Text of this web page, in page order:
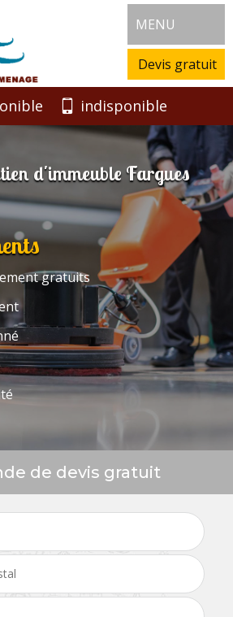
MENU
Devis gratuit
indisponible
d'immeuble Fargues
gratuits
de devis gratuit